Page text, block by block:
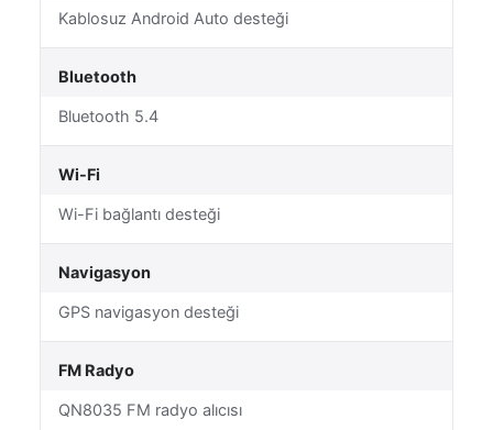
Kablosuz Android Auto desteği
Bluetooth
Bluetooth 5.4
Wi-Fi
Wi-Fi bağlantı desteği
Navigasyon
GPS navigasyon desteği
FM Radyo
QN8035 FM radyo alıcısı